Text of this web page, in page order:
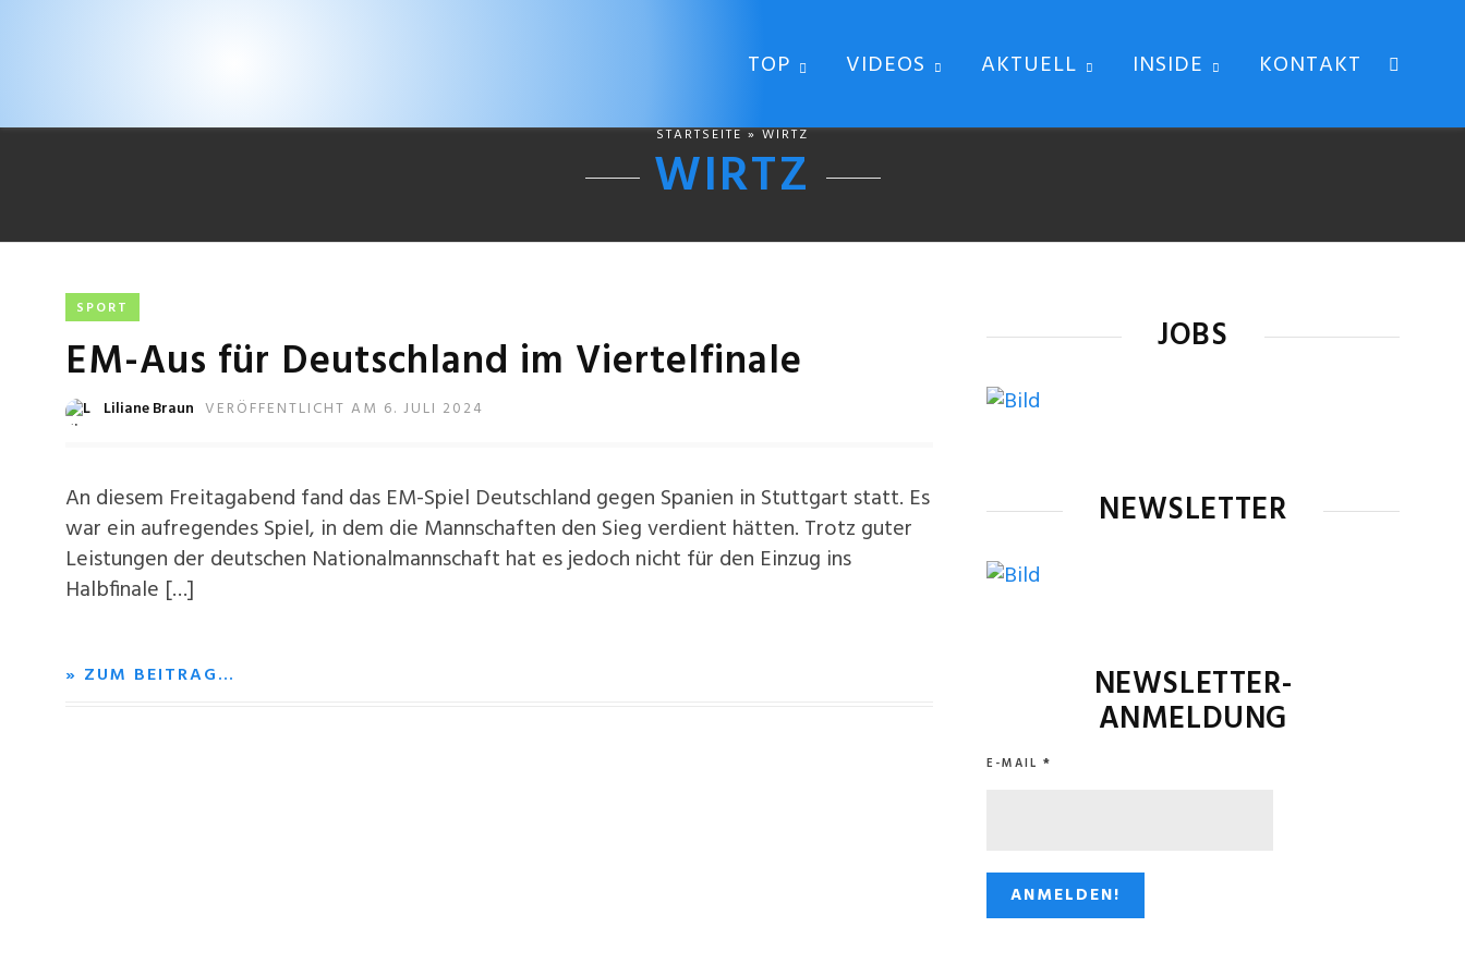
TOP VIDEOS AKTUELL INSIDE KONTAKT
STARTSEITE » WIRTZ
WIRTZ
SPORT
EM-Aus für Deutschland im Viertelfinale
Liliane Braun VERÖFFENTLICHT AM 6. JULI 2024
An diesem Freitagabend fand das EM-Spiel Deutschland gegen Spanien in Stuttgart statt. Es
war ein aufregendes Spiel, in dem die Mannschaften den Sieg verdient hätten. Trotz guter
Leistungen der deutschen Nationalmannschaft hat es jedoch nicht für den Einzug ins
Halbfinale […]
» ZUM BEITRAG…
JOBS
NEWSLETTER
NEWSLETTER-
ANMELDUNG
E-MAIL *